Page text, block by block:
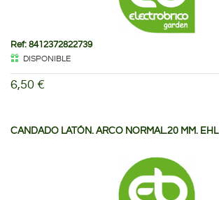
Ref: 8412372822739
DISPONIBLE
6,50 €
CANDADO LATÓN. ARCO NORMAL.20 MM. EHL